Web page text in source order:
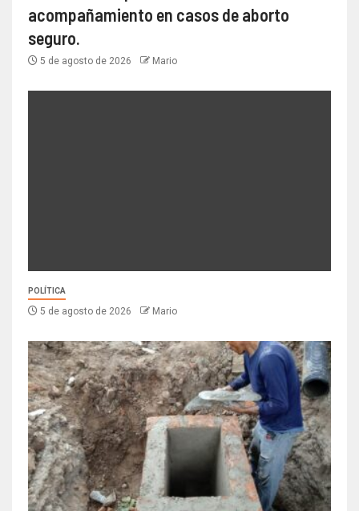
acompañamiento en casos de aborto
seguro.
5 de agosto de 2026 Mario
POLÍTICA
5 de agosto de 2026 Mario